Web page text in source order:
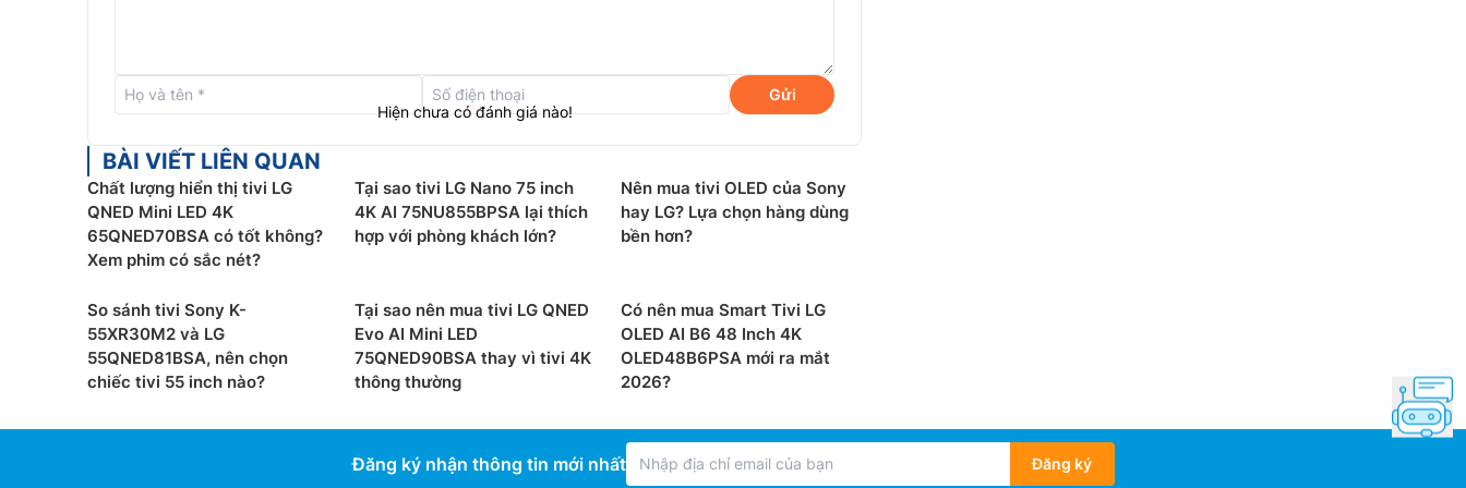
Hệ điều hành webOS 25
Tivi LG 4K 65QNED86ASA được cài đặt sẵn hệ điều hành webOS 25 tích hợp kho ứng dụng
giải trí và đa dạng các tiện ích đi kèm. LG còn cam kết duy trì nâng cấp hệ điều hành cho
sản phẩm trong 5 năm liên tiếp để các tính năng, công nghệ mới được tiếp cận người dùng.
Gửi
Hiện chưa có đánh giá nào!
BÀI VIẾT LIÊN QUAN
Chất lượng hiển thị tivi LG
QNED Mini LED 4K
65QNED70BSA có tốt không?
Xem phim có sắc nét?
Tại sao tivi LG Nano 75 inch
4K AI 75NU855BPSA lại thích
hợp với phòng khách lớn?
Nên mua tivi OLED của Sony
hay LG? Lựa chọn hàng dùng
bền hơn?
So sánh tivi Sony K-
55XR30M2 và LG
55QNED81BSA, nên chọn
chiếc tivi 55 inch nào?
Tại sao nên mua tivi LG QNED
Evo AI Mini LED
75QNED90BSA thay vì tivi 4K
thông thường
Có nên mua Smart Tivi LG
OLED AI B6 48 Inch 4K
OLED48B6PSA mới ra mắt
2026?
Đăng ký nhận thông tin mới nhất Đăng ký